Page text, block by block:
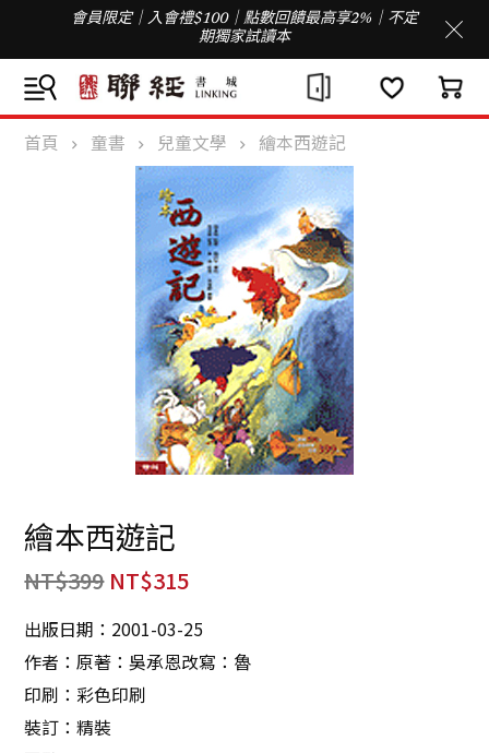
會員限定｜入會禮$100｜點數回饋最高享2%｜不定
期獨家試讀本
首頁 童書 兒童文學 繪本西遊記
繪本西遊記
NT$399 NT$315
出版日期：2001-03-25
作者：原著：吳承恩改寫：魯
印刷：彩色印刷
裝訂：精裝